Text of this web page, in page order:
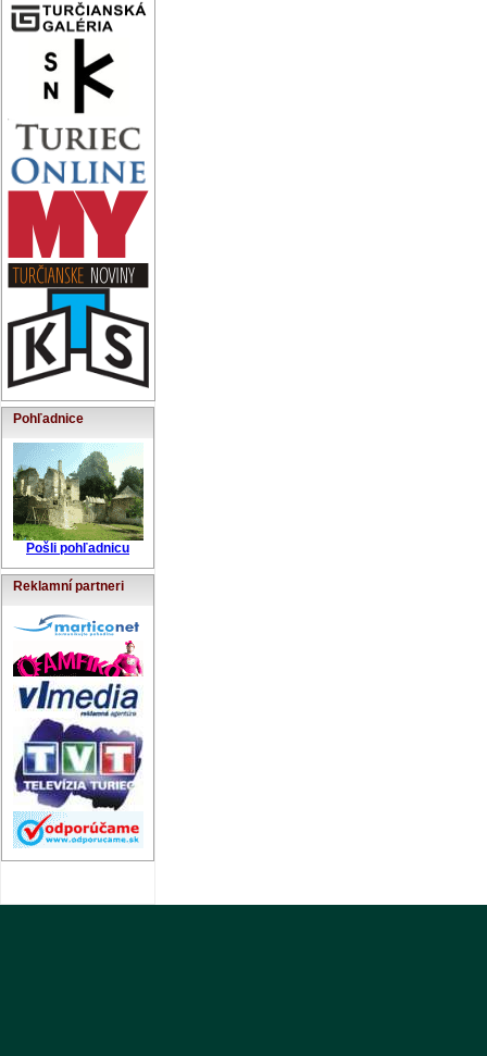
Pohľadnice
Pošli pohľadnicu
Reklamní partneri